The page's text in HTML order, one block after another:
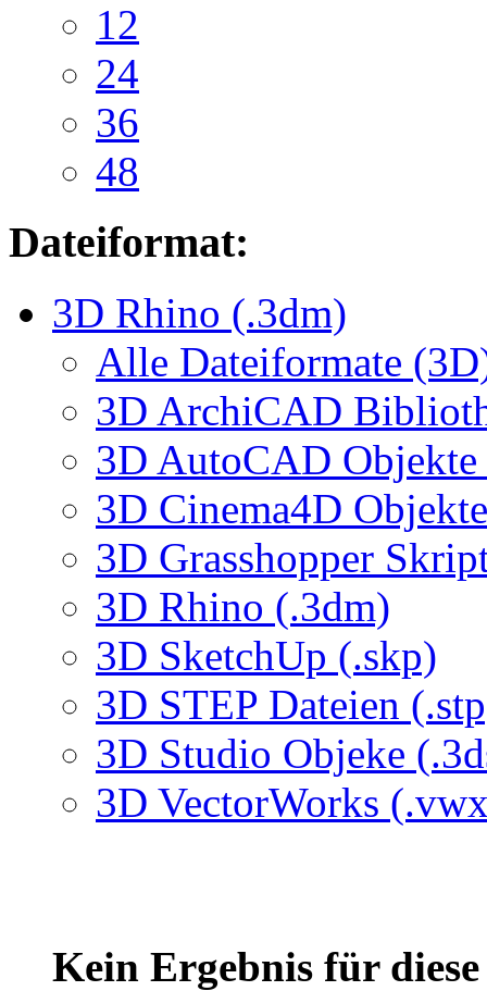
12
24
36
48
Dateiformat:
3D Rhino (.3dm)
Alle Dateiformate
3D ArchiCAD
3D AutoCAD
3D Cinema4D
3D Grasshopper
3D Rhino (.3dm)
3D SketchUp (.skp)
3D STEP Dateien
3D Studio Objeke
3D VectorWorks
Kein Ergebnis für